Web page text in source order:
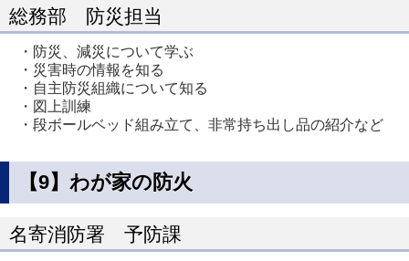
総務部 防災担当
・防災、減災について学ぶ
・災害時の情報を知る
・自主防災組織について知る
・図上訓練
・段ボールベッド組み立て、非常持ち出し品の紹介など
【9】わが家の防火
名寄消防署 予防課